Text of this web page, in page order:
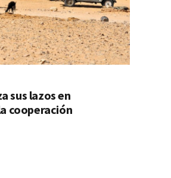
sus lazos en
cooperación